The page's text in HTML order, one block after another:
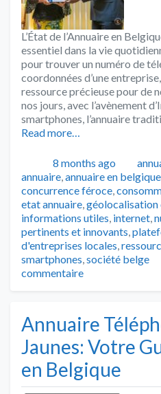
L’État de l’Annuaire en
essentiel dans la vie
pour trouver un numéro de
coordonnées d’une
ressource précieuse pour de
nos jours, avec l’avènement
smartphones, l’annuaire
Read more…
Publié
8 months ago
annuaire,annuaire en belgique
concurrence féroce,
etat annuaire,géolocalisation
informations utiles, internet,
pertinents et innovants,
d'entreprises locales,
smartphones,société belge
commentaire
Annuaire
Jaunes: Votre
en Belgique